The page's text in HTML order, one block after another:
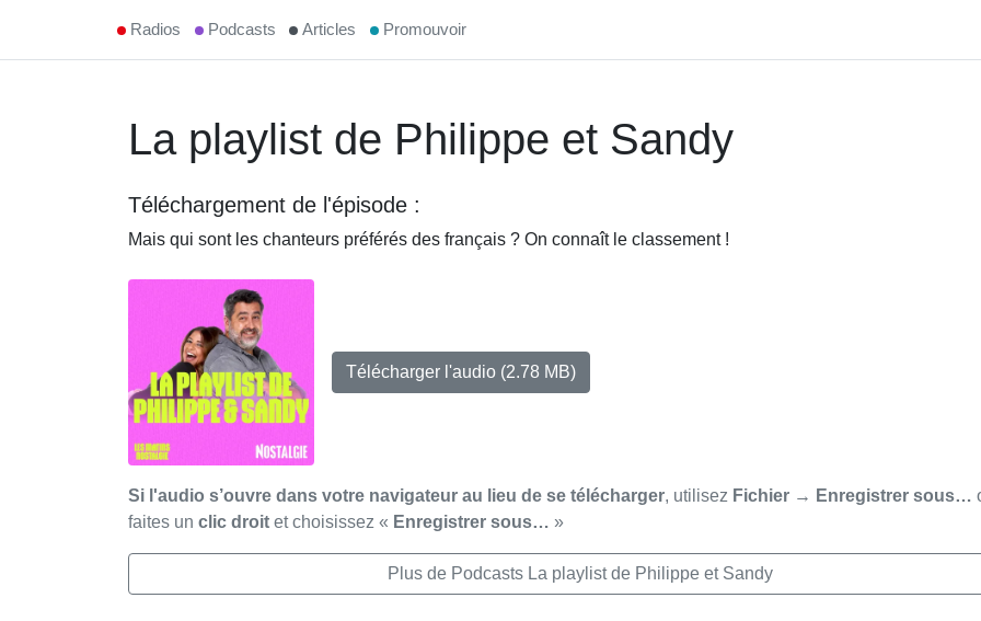
Radios Podcasts Articles Promouvoir
La playlist de Philippe et Sandy
Téléchargement de l'épisode :
Mais qui sont les chanteurs préférés des français ? On connaît le classement !
Télécharger l'audio (2.78 MB)
Si l'audio s’ouvre dans votre navigateur au lieu de se télécharger, utilisez Fichier → Enregistrer sous…
faites un clic droit et choisissez « Enregistrer sous… »
Plus de Podcasts La playlist de Philippe et Sandy